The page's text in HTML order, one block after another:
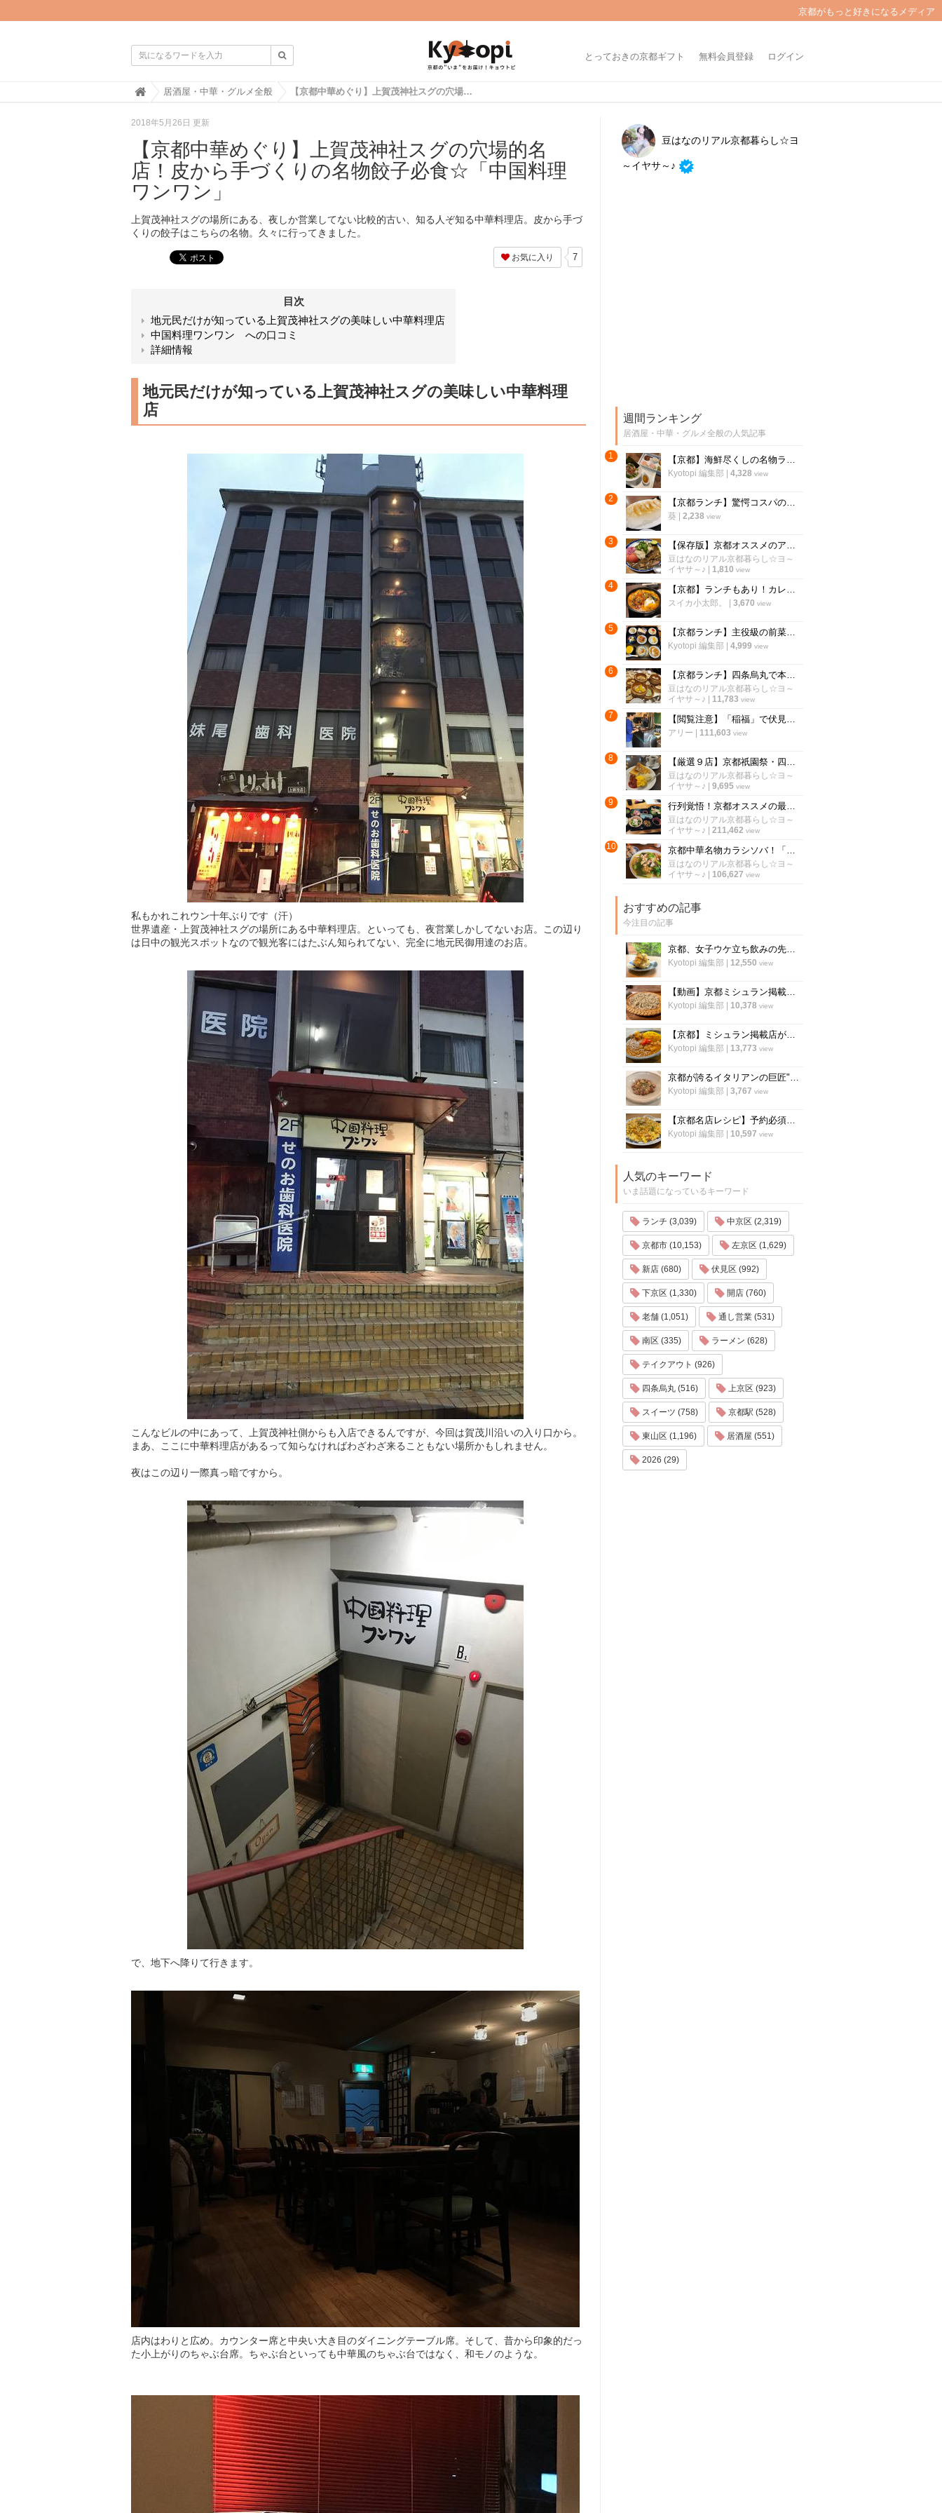
京都がもっと好きになるメディア
とっておきの京都ギフト 無料会員登録 ログイン
H
e
居酒屋・中華・グルメ全般 【京都中華めぐり】上賀茂神社スグの穴場的名店！皮から手づくりの名物餃子必食☆「中国料理ワンワン」
2018年5月26日 更新
【京都中華めぐり】上賀茂神社スグの穴場的名
店！皮から手づくりの名物餃子必食☆「中国料理
ワンワン」
上賀茂神社スグの場所にある、夜しか営業してない比較的古い、知る人ぞ知る中華料理店。皮から手づ
くりの餃子はこちらの名物。久々に行ってきました。
お気に入り 7
目次
地元民だけが知っている上賀茂神社スグの美味しい中華料理店
中国料理ワンワン への口コミ
詳細情報
地元民だけが知っている上賀茂神社スグの美味しい中華料理
店
私もかれこれウン十年ぶりです（汗）
世界遺産・上賀茂神社スグの場所にある中華料理店。といっても、夜営業しかしてないお店。この辺り
は日中の観光スポットなので観光客にはたぶん知られてない、完全に地元民御用達のお店。
こんなビルの中にあって、上賀茂神社側からも入店できるんですが、今回は賀茂川沿いの入り口から。
まあ、ここに中華料理店があるって知らなければわざわざ来ることもない場所かもしれません。
夜はこの辺り一際真っ暗ですから。
で、地下へ降りて行きます。
店内はわりと広め。カウンター席と中央い大き目のダイニングテーブル席。そして、昔から印象的だっ
た小上がりのちゃぶ台席。ちゃぶ台といっても中華風のちゃぶ台ではなく、和モノのような。
豆はなのリアル京都暮らし☆ヨ
～イヤサ～♪
週間ランキング
居酒屋・中華・グルメ全般の人気記事
1 【京都】海鮮尽くしの名物ランチ2000円！烏丸の人気海鮮居酒屋が営業再開「雑魚や」
Kyotopi 編集部 4,328 view
2 【京都ランチ】驚愕コスパの羽つき餃子定食！960円でカレーやご飯が食べ放題
葵 2,238 view
3 【保存版】京都オススメのアジアン食材店！ガチ中華～スパイスカレーインド料理まで【厳選５店】
豆はなのリアル京都暮らし☆ヨ～
イヤサ～♪
1,810 view
4 【京都】ランチもあり！カレーやスパイスが効いたアテ、九州料理が揃う「aoBaru」
スイカ小太郎。 3,670 view
5 【京都ランチ】主役級の前菜＋選べるメインで2800円〜 評判の新店中国料理「春花秋実」
Kyotopi 編集部 4,999 view
6 【京都ランチ】四条烏丸で本場ワゴンサービスの香港飲茶バイキング「老香港酒家京都」
豆はなのリアル京都暮らし☆ヨ～
イヤサ～♪
11,783 view
7 【閲覧注意】「稲福」で伏見稲荷名物のすずめの丸焼きを食べてきた！【名物】
アリー 111,603 view
8 【厳選９店】京都祇園祭・四条烏丸界隈のオススメ朝食☆老舗喫茶～おばんざい～野菜ビュッフェ
豆はなのリアル京都暮らし☆ヨ～
イヤサ～♪
9,695 view
9 行列覚悟！京都オススメの最強コスパで有名なランチ「厳選６店舗」【保存版】
豆はなのリアル京都暮らし☆ヨ～
イヤサ～♪
211,462 view
10 京都中華名物カラシソバ！「厳選５店」病みつきになる老舗の味【徹底比較】
豆はなのリアル京都暮らし☆ヨ～
イヤサ～♪
106,627 view
おすすめの記事
今注目の記事
京都、女子ウケ立ち飲みの先駆者「すいば」の人気メニュー『ポテトサラダ』の作り方
Kyotopi 編集部 12,550 view
【動画】京都ミシュラン掲載蕎麦店『花もも』店主が蕎麦を打つすべて
Kyotopi 編集部 10,378 view
【京都】ミシュラン掲載店がスパイスカレーのレシピ公開！カレー専門店「カレープラント」スパイスカレーのレシピ公開！
Kyotopi 編集部 13,773 view
京都が誇るイタリアンの巨匠"笹島シェフ"の料理動画第二弾！今度はリゾット！
Kyotopi 編集部 3,767 view
【京都名店レシピ】予約必須店「秋華」直伝 、パラパラ鮭のチャーハン！超簡単！
Kyotopi 編集部 10,597 view
人気のキーワード
いま話題になっているキーワード
ランチ (3,039) 中京区 (2,319)
京都市 (10,153) 左京区 (1,629)
新店 (680) 伏見区 (992)
下京区 (1,330) 開店 (760)
老舗 (1,051) 通し営業 (531)
南区 (335) ラーメン (628)
テイクアウト (926)
四条烏丸 (516) 上京区 (923)
スイーツ (758) 京都駅 (528)
東山区 (1,196) 居酒屋 (551)
2026 (29)